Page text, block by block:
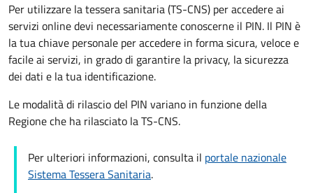
Per utilizzare la tessera sanitaria (TS-CNS) per accedere ai
servizi online devi necessariamente conoscerne il PIN. Il PIN è
la tua chiave personale per accedere in forma sicura, veloce e
facile ai servizi, in grado di garantire la privacy, la sicurezza
dei dati e la tua identificazione.
Le modalità di rilascio del PIN variano in funzione della
Regione che ha rilasciato la TS-CNS.
Per ulteriori informazioni, consulta il portale nazionale
Sistema Tessera Sanitaria.